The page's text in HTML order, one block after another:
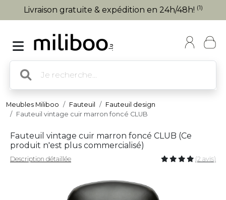
Livraison gratuite & expédition en 24h/48h! (1)
Meubles Miliboo Fauteuil
Fauteuil design
Fauteuil vintage cuir marron foncé CLUB
Fauteuil vintage cuir marron foncé CLUB (Ce
produit n'est plus commercialisé)
Description détaillée (2 avis)